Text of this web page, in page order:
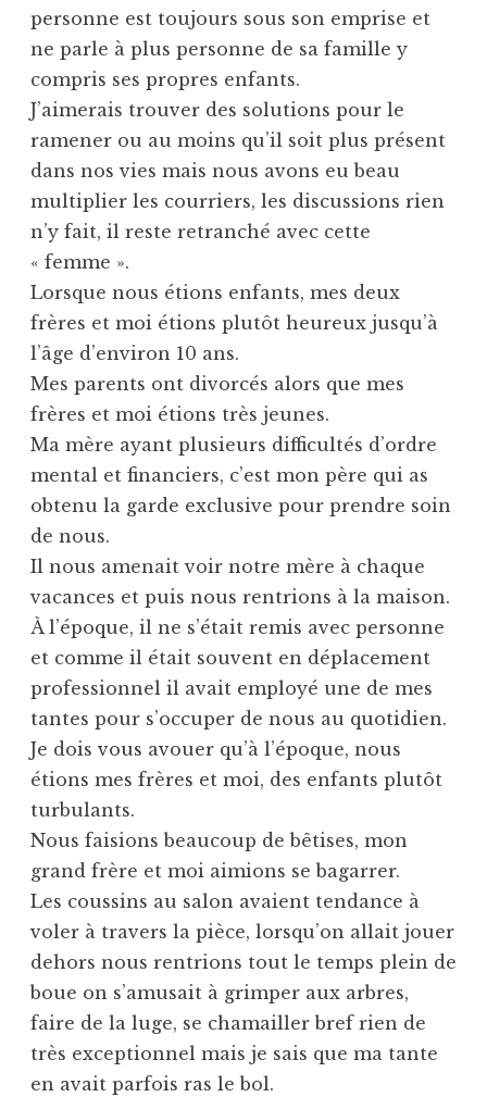
personne est toujours sous son emprise et
ne parle à plus personne de sa famille y
compris ses propres enfants.
J’aimerais trouver des solutions pour le
ramener ou au moins qu’il soit plus présent
dans nos vies mais nous avons eu beau
multiplier les courriers, les discussions rien
n’y fait, il reste retranché avec cette
« femme ».
Lorsque nous étions enfants, mes deux
frères et moi étions plutôt heureux jusqu’à
l’âge d’environ 10 ans.
Mes parents ont divorcés alors que mes
frères et moi étions très jeunes.
Ma mère ayant plusieurs difficultés d’ordre
mental et financiers, c’est mon père qui as
obtenu la garde exclusive pour prendre soin
de nous.
Il nous amenait voir notre mère à chaque
vacances et puis nous rentrions à la maison.
À l’époque, il ne s’était remis avec personne
et comme il était souvent en déplacement
professionnel il avait employé une de mes
tantes pour s’occuper de nous au quotidien.
Je dois vous avouer qu’à l’époque, nous
étions mes frères et moi, des enfants plutôt
turbulants.
Nous faisions beaucoup de bêtises, mon
grand frère et moi aimions se bagarrer.
Les coussins au salon avaient tendance à
voler à travers la pièce, lorsqu’on allait jouer
dehors nous rentrions tout le temps plein de
boue on s’amusait à grimper aux arbres,
faire de la luge, se chamailler bref rien de
très exceptionnel mais je sais que ma tante
en avait parfois ras le bol.